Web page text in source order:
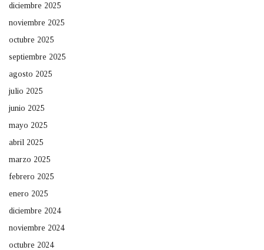
diciembre 2025
noviembre 2025
octubre 2025
septiembre 2025
agosto 2025
julio 2025
junio 2025
mayo 2025
abril 2025
marzo 2025
febrero 2025
enero 2025
diciembre 2024
noviembre 2024
octubre 2024